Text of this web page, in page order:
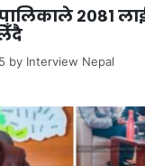
२०८१
by Interview Nepal